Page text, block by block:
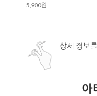
5,900원
상세 정보
아